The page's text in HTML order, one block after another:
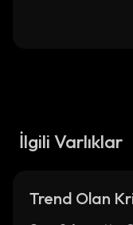
İlgili Varlıklar
Trend Olan